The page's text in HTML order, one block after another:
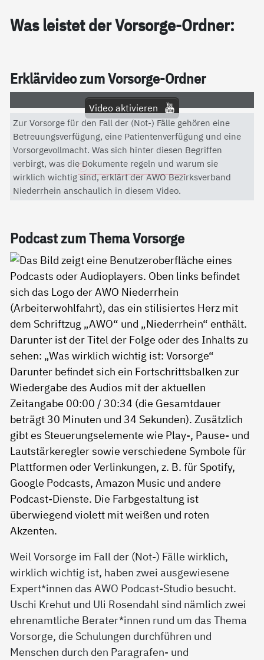
Was leis­tet der Vor­sor­ge-Ord­ner:
Er­klär­vi­deo zum Vor­sor­ge-Ord­ner
Video aktivieren
Mit dem Aktivieren des Videos akzeptieren Sie die
Datenschutzerklärung von YouTube.
Datenschutzerklärung
Zur Vorsorge für den Fall der (Not-) Fälle gehören eine
Betreuungsverfügung, eine Patientenverfügung und eine
Vorsorgevollmacht. Was sich hinter diesen Begriffen
verbirgt, was die Dokumente regeln und warum sie
wirklich wichtig sind, erklärt der AWO Bezirksverband
Niederrhein anschaulich in diesem Video.
Pod­cast zum The­ma Vor­sor­ge
Weil Vorsorge im Fall der (Not-) Fälle wirklich,
wirklich wichtig ist, haben zwei ausgewiesene
Expert*innen das AWO Podcast-Studio besucht.
Uschi Krehut und Uli Rosendahl sind nämlich zwei
ehrenamtliche Berater*innen rund um das Thema
Vorsorge, die Schulungen durchführen und
Menschen durch den Paragrafen- und